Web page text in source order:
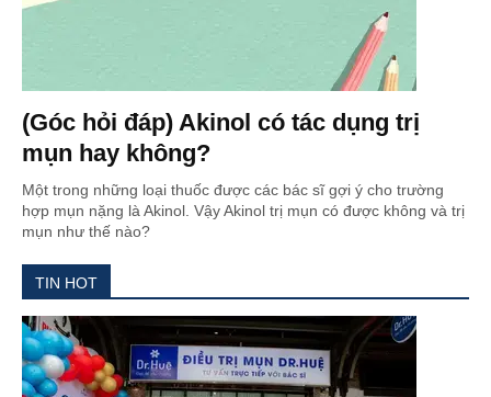
(Góc hỏi đáp) Akinol có tác dụng trị
mụn hay không?
Một trong những loại thuốc được các bác sĩ gợi ý cho trường
hợp mụn nặng là Akinol. Vậy Akinol trị mụn có được không và trị
mụn như thế nào?
TIN HOT